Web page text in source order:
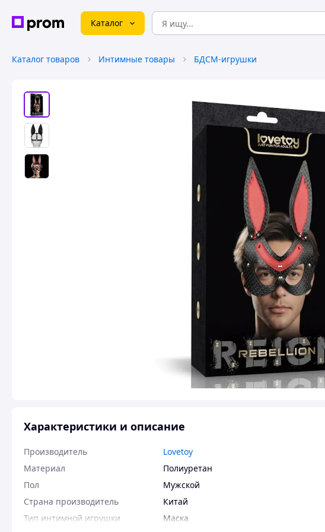
Каталог
Каталог товаров Интимные товары БДСМ-игрушки
Характеристики и описание
Производитель
Lovetoy
Материал
Полиуретан
Пол
Мужской
Страна производитель
Китай
Тип интимной игрушки
Маска